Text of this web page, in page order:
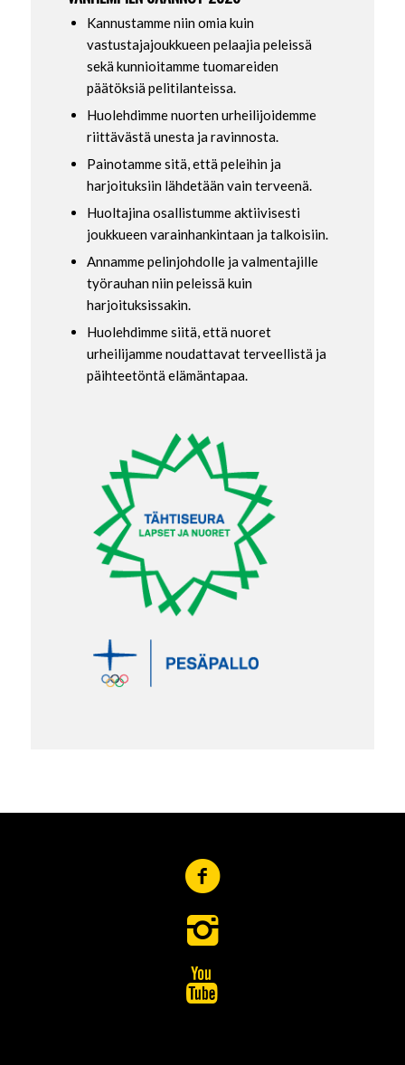
Kannustamme niin omia kuin
vastustajajoukkueen pelaajia peleissä
sekä kunnioitamme tuomareiden
päätöksiä pelitilanteissa.
Huolehdimme nuorten urheilijoidemme
riittävästä unesta ja ravinnosta.
Painotamme sitä, että peleihin ja
harjoituksiin lähdetään vain terveenä.
Huoltajina osallistumme aktiivisesti
joukkueen varainhankintaan ja talkoisiin.
Annamme pelinjohdolle ja valmentajille
työrauhan niin peleissä kuin
harjoituksissakin.
Huolehdimme siitä, että nuoret
urheilijamme noudattavat terveellistä ja
päihteetöntä elämäntapaa.